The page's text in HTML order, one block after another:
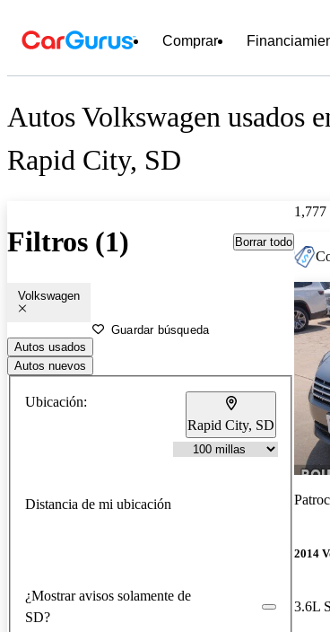
Comprar
Autos Volkswagen usados
Rapid City, SD
Filtros (1) Borrar todo
Volkswagen
Guardar búsqueda
Autos usados
Autos nuevos
Ubicación:
Rapid City, SD
Distancia de mi ubicación
¿Mostrar avisos solamente de
SD?
1,777
2014
3.6L